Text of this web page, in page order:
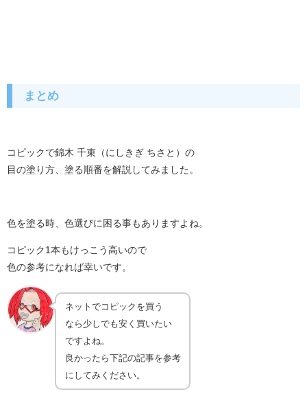
まとめ
コピックで錦木 千束（にしきぎ ちさと）の
目の塗り方、塗る順番を解説してみました。
色を塗る時、色選びに困る事もありますよね。
コピック1本もけっこう高いので
色の参考になれば幸いです。
ネットでコピックを買う
なら少しでも安く買いたい
ですよね。
良かったら下記の記事を参考
にしてみください。